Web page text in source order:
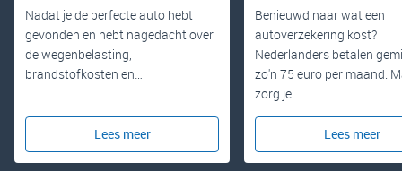
Nadat je de perfecte auto hebt
gevonden en hebt nagedacht over
de wegenbelasting,
brandstofkosten en…
Lees meer
Benieuwd naar wat een
autoverzekering kost?
Nederlanders betalen
zo'n 75 euro per maand.
zorg je…
Lees meer